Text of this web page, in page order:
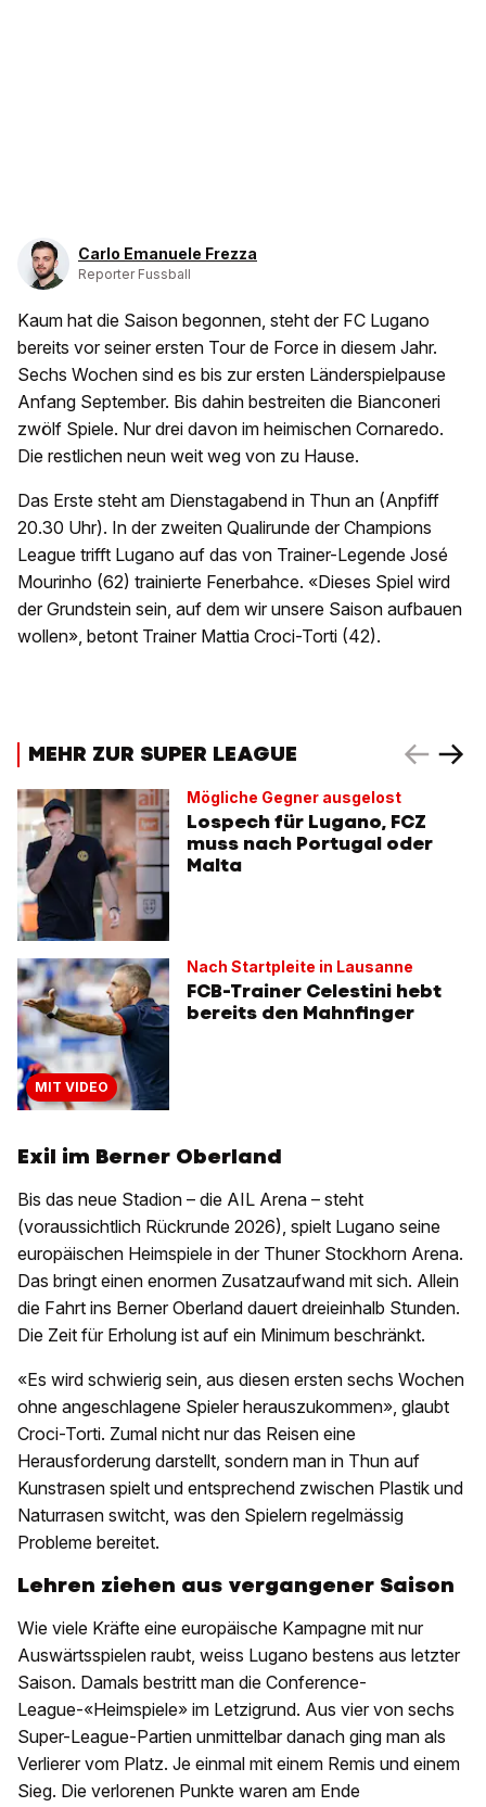
Carlo Emanuele Frezza
Reporter Fussball
Kaum hat die Saison begonnen, steht der FC Lugano
bereits vor seiner ersten Tour de Force in diesem Jahr.
Sechs Wochen sind es bis zur ersten Länderspielpause
Anfang September. Bis dahin bestreiten die Bianconeri
zwölf Spiele. Nur drei davon im heimischen Cornaredo.
Die restlichen neun weit weg von zu Hause.
Das Erste steht am Dienstagabend in Thun an (Anpfiff
20.30 Uhr). In der zweiten Qualirunde der Champions
League trifft Lugano auf das von Trainer-Legende José
Mourinho (62) trainierte Fenerbahce. «Dieses Spiel wird
der Grundstein sein, auf dem wir unsere Saison aufbauen
wollen», betont Trainer Mattia Croci-Torti (42).
MEHR ZUR SUPER LEAGUE
Mögliche Gegner ausgelost
Lospech für Lugano, FCZ
muss nach Portugal oder
Malta
MIT VIDEO
Nach Startpleite in Lausanne
FCB-Trainer Celestini hebt
bereits den Mahnfinger
Exil im Berner Oberland
Bis das neue Stadion – die AIL Arena – steht
(voraussichtlich Rückrunde 2026), spielt Lugano seine
europäischen Heimspiele in der Thuner Stockhorn Arena.
Das bringt einen enormen Zusatzaufwand mit sich. Allein
die Fahrt ins Berner Oberland dauert dreieinhalb Stunden.
Die Zeit für Erholung ist auf ein Minimum beschränkt.
«Es wird schwierig sein, aus diesen ersten sechs Wochen
ohne angeschlagene Spieler herauszukommen», glaubt
Croci-Torti. Zumal nicht nur das Reisen eine
Herausforderung darstellt, sondern man in Thun auf
Kunstrasen spielt und entsprechend zwischen Plastik und
Naturrasen switcht, was den Spielern regelmässig
Probleme bereitet.
Lehren ziehen aus vergangener Saison
Wie viele Kräfte eine europäische Kampagne mit nur
Auswärtsspielen raubt, weiss Lugano bestens aus letzter
Saison. Damals bestritt man die Conference-
League-«Heimspiele» im Letzigrund. Aus vier von sechs
Super-League-Partien unmittelbar danach ging man als
Verlierer vom Platz. Je einmal mit einem Remis und einem
Sieg. Die verlorenen Punkte waren am Ende